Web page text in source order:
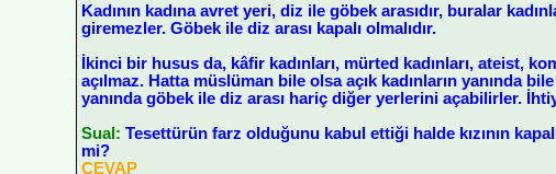
Kadının kadına avret yeri, diz ile göbek arasıdır, buralar
giremezler. Göbek ile diz arası kapalı olmalıdır.
İkinci bir husus da, kâfir kadınları, mürted kadınları, ateist,
açılmaz. Hatta müslüman bile olsa açık kadınların yanında
yanında göbek ile diz arası hariç diğer yerlerini açabilirler.
Sual: Tesettürün farz olduğunu kabul ettiği halde kızının
mi?
CEVAP